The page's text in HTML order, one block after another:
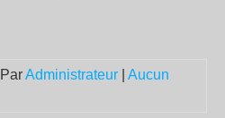
ParAdministrateur
Aucun